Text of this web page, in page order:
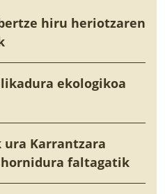
hiru heriotzaren
ekologikoa
ura Karrantzara
faltagatik